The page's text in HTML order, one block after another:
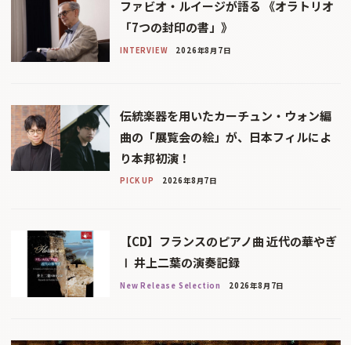
ファビオ・ルイージが語る 《オラトリオ
「7つの封印の書」》
INTERVIEW 2026年8月7日
伝統楽器を用いたカーチュン・ウォン編
曲の「展覧会の絵」が、日本フィルによ
り本邦初演！
PICK UP 2026年8月7日
【CD】フランスのピアノ曲 近代の華やぎ
Ⅰ 井上二葉の演奏記録
New Release Selection 2026年8月7日